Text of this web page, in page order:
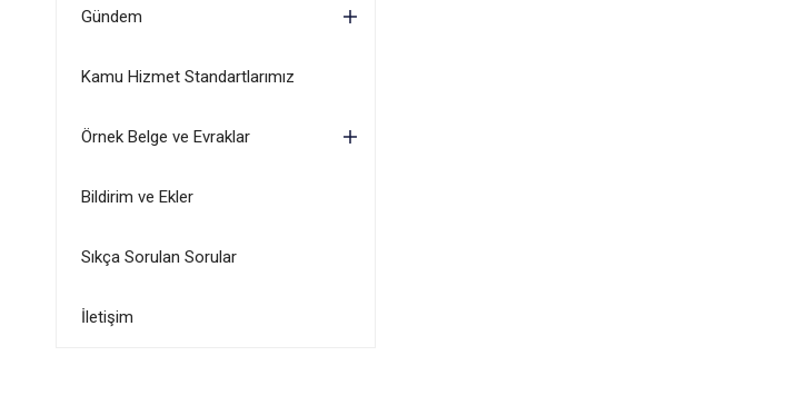
Gündem
Kamu Hizmet Standartlarımız
Örnek Belge ve Evraklar
Bildirim ve Ekler
Sıkça Sorulan Sorular
İletişim